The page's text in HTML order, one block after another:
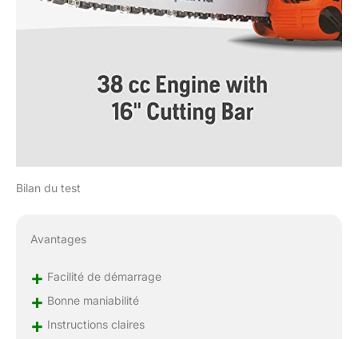
Bilan du test
Avantages
+ Facilité de démarrage
+ Bonne maniabilité
+ Instructions claires